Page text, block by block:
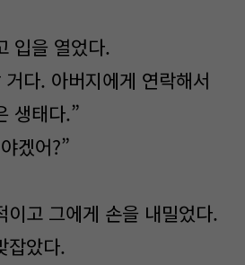
입을 열었다.
다. 아버지에게 연락해서
생태다.”
겠어?”
이고 그에게 손을 내밀었다.
잡았다.